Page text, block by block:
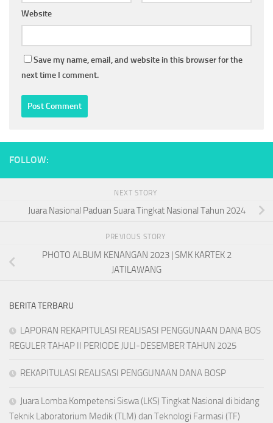
Website
Save my name, email, and website in this browser for the
next time I comment.
FOLLOW:
NEXT STORY
Juara Nasional Paduan Suara Tingkat Nasional Tahun 2024
PREVIOUS STORY
PHOTO ALBUM KENANGAN 2023 | SMK KARTEK 2
JATILAWANG
BERITA TERBARU
LAPORAN REKAPITULASI REALISASI PENGGUNAAN DANA BOS
REGULER TAHAP II PERIODE JULI-DESEMBER TAHUN 2025
REKAPITULASI REALISASI PENGGUNAAN DANA BOSP
Juara Lomba Kompetensi Siswa (LKS) Tingkat Nasional di bidang
Teknik Laboratorium Medik (TLM) dan Teknologi Farmasi (TF)